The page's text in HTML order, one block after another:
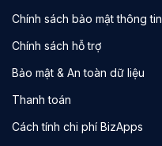
Chính sách bảo mật thông tin
Chính sách hỗ trợ
Bảo mật & An toàn dữ liệu
Thanh toán
Cách tính chi phí BizApps